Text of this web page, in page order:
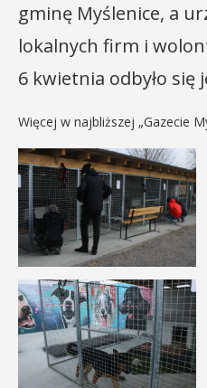
gminę Myślenice, a
lokalnych firm i
6 kwietnia odbyło się
Więcej w najbliższej „Gazecie